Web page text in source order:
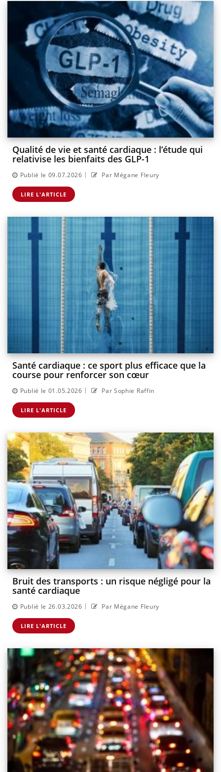
Qualité de vie et santé cardiaque : l’étude qui
relativise les bienfaits des GLP-1
Publié le 09.07.2026 | Par Mégane Fleury
LIRE L'ARTICLE
Santé cardiaque : ce sport plus efficace que la
course pour renforcer son cœur
Publié le 01.05.2026 | Par Sophie Raffin
LIRE L'ARTICLE
Bruit des transports : un risque négligé pour la
santé cardiaque
Publié le 26.03.2026 | Par Mégane Fleury
LIRE L'ARTICLE